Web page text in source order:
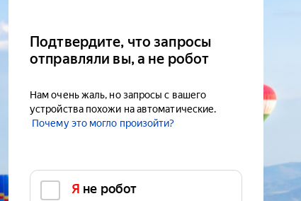
Подтвердите, что запросы
отправляли вы, а не робот
Нам очень жаль, но запросы с вашего
устройства похожи на автоматические.
Почему это могло произойти?
Я не робот